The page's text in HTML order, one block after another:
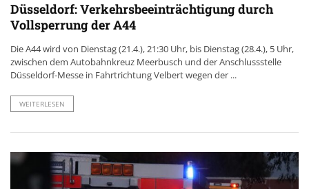
Düsseldorf: Verkehrsbeeinträchtigung durch
Vollsperrung der A44
Die A44 wird von Dienstag (21.4.), 21:30 Uhr, bis Dienstag (28.4.), 5 Uhr,
zwischen dem Autobahnkreuz Meerbusch und der Anschlussstelle
Düsseldorf-Messe in Fahrtrichtung Velbert wegen der ...
WEITERLESEN